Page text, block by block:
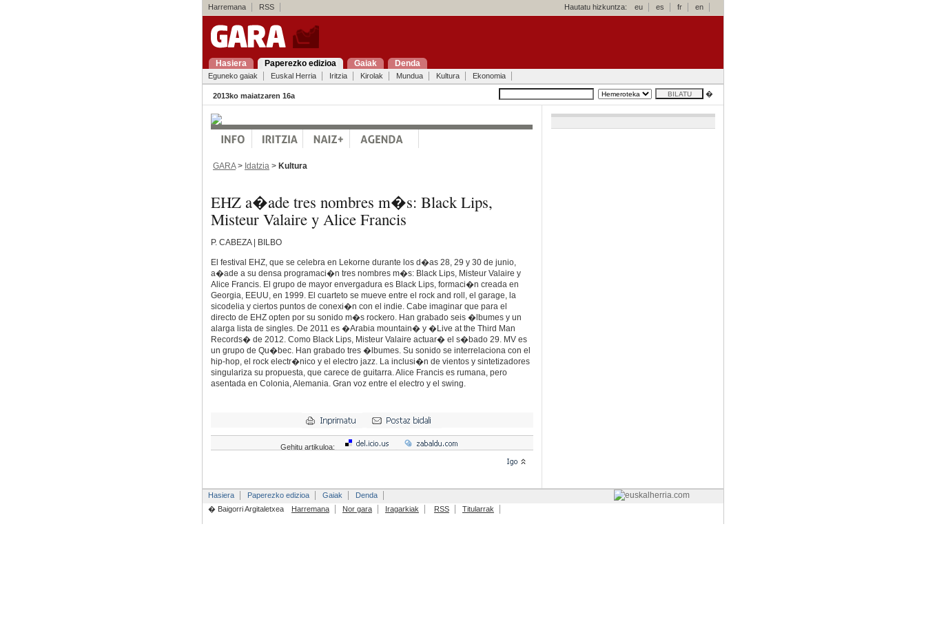
Harremana RSS Hautatu hizkuntza: eu es fr en
Hasiera Paperezko edizioa Gaiak Denda
Eguneko gaiak Euskal Herria Iritzia Kirolak Mundua Kultura Ekonomia
2013ko maiatzaren 16a �
GARA> Idatzia > Kultura
EHZ a�ade tres nombres m�s: Black Lips,
Misteur Valaire y Alice Francis
P. CABEZA | BILBO
El festival EHZ, que se celebra en Lekorne durante los d�as 28, 29 y 30 de junio,
a�ade a su densa programaci�n tres nombres m�s: Black Lips, Misteur Valaire y
Alice Francis. El grupo de mayor envergadura es Black Lips, formaci�n creada en
Georgia, EEUU, en 1999. El cuarteto se mueve entre el rock and roll, el garage, la
sicodelia y ciertos puntos de conexi�n con el indie. Cabe imaginar que para el
directo de EHZ opten por su sonido m�s rockero. Han grabado seis �lbumes y un
alarga lista de singles. De 2011 es �Arabia mountain� y �Live at the Third Man
Records� de 2012. Como Black Lips, Misteur Valaire actuar� el s�bado 29. MV es
un grupo de Qu�bec. Han grabado tres �lbumes. Su sonido se interrelaciona con el
hip-hop, el rock electr�nico y el electro jazz. La inclusi�n de vientos y sintetizadores
singulariza su propuesta, que carece de guitarra. Alice Francis es rumana, pero
asentada en Colonia, Alemania. Gran voz entre el electro y el swing.
Gehitu artikuloa:
Hasiera Paperezko edizioa Gaiak
Denda
� Baigorri Argitaletxea
Harremana Nor gara Iragarkiak RSS Titularrak